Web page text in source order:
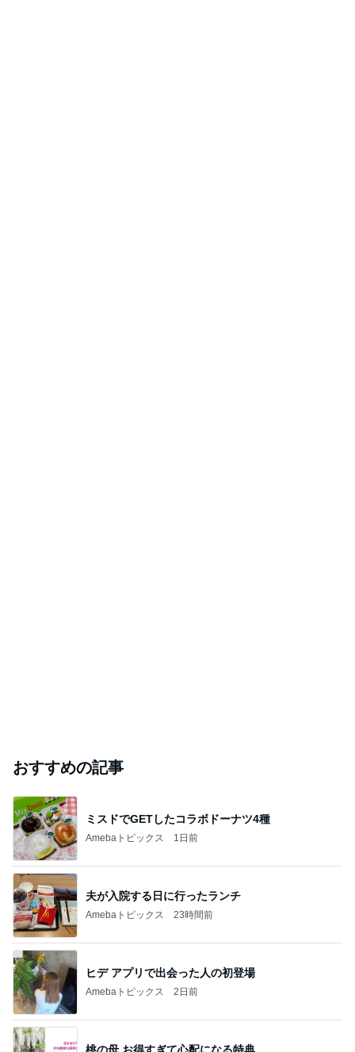
おすすめの記事
ミスドでGETしたコラボドーナツ4種
Amebaトピックス 1日前
夫が入院する日に行ったランチ
Amebaトピックス 23時間前
ヒデ アプリで出会った人の初登場
Amebaトピックス 2日前
桃の母 お得すぎて心配になる特典